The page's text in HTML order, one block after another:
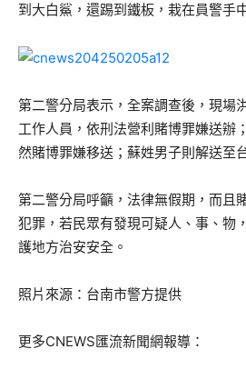
到大白鯊，還踢到鐵板，栽在員警手
第二警分局表示，全案調查後，現場
工作人員，依刑法營利賭博罪嫌送辦
然賭博罪嫌移送；蘇姓男子則解送至
第二警分局呼籲，法律無假期，而且
犯罪，若民眾有發現可疑人、事、物
護地方治安安全。
照片來源：台南市警方提供
更多CNEWS匯流新聞網報導：